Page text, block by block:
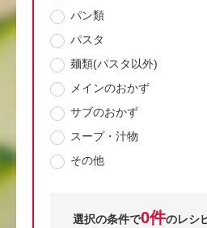
パン類
パスタ
麺類(パスタ以外)
メインのおかず
サブのおかず
スープ・汁物
その他
選択の条件で0件のレシ